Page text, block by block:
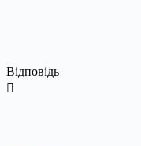
Відповідь